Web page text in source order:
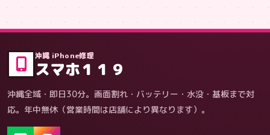
症状・内容から
沖縄 iPhone修理
スマホ１１９
沖縄全域・即日30分。画面割れ・バッテリー・水没・基板まで対
応。年中無休（営業時間は店舗により異なります）。